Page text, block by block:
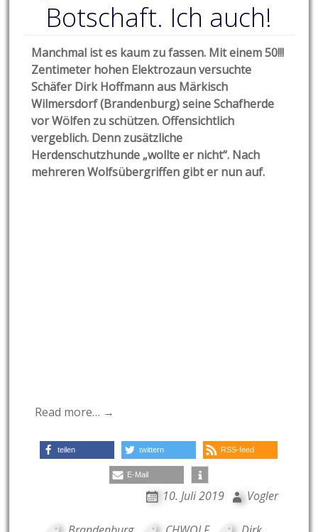
Botschaft. Ich auch!
Manchmal ist es kaum zu fassen. Mit einem 50!!!
Zentimeter hohen Elektrozaun versuchte
Schäfer Dirk Hoffmann aus Märkisch
Wilmersdorf (Brandenburg) seine Schafherde
vor Wölfen zu schützen. Offensichtlich
vergeblich. Denn zusätzliche
Herdenschutzhunde „wollte er nicht“. Nach
mehreren Wolfsübergriffen gibt er nun auf.
Read more… →
teilen twittern RSS-feed
E-Mail
10. Juli 2019 Vogler